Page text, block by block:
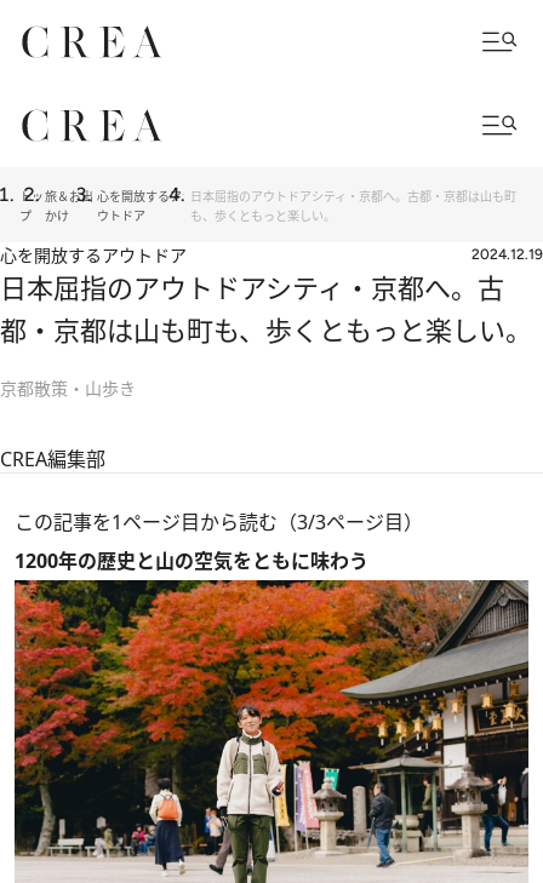
トッ
プ
旅＆お出
かけ
心を開放するア
ウトドア
日本屈指のアウトドアシティ・京都へ。古都・京都は山も町
も、歩くともっと楽しい。
心を開放するアウトドア 2024.12.19
日本屈指のアウトドアシティ・京都へ。古
都・京都は山も町も、歩くともっと楽しい。
京都散策・山歩き
CREA編集部
この記事を1ページ目から読む（3/3ページ目）
1200年の歴史と山の空気をともに味わう